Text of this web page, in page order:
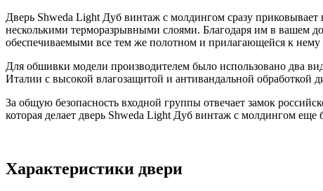
Дверь Shweda Light Дуб винтаж с молдингом сразу
несколькими терморазрывными слоями. Благодаря им в вашем
обеспечиваемыми все тем же полотном и прилагающейся к нему
Для обшивки модели производителем было использовано два
Италии с высокой влагозащитой и антивандальной
За общую безопасность входной группы отвечает замок
которая делает дверь Shweda Light Дуб винтаж с молдингом
Характеристики двери